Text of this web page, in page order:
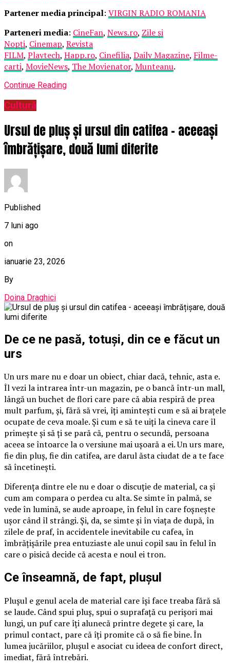
Partener media principal: VIRGIN RADIO ROMANIA
Parteneri media: CineFan, News.ro, Zile și
Nopți, Cinemap, Revista
FILM, Playtech, Happ.ro, Cinefilia, Daily Magazine, Filme-
carti, MovieNews, The Movienator, Munteanu.
Continue Reading
Cultură
Ursul de pluș și ursul din catifea – aceeași
îmbrățișare, două lumi diferite
Published
7 luni ago
on
ianuarie 23, 2026
By
Doina Draghici
De ce ne pasă, totuși, din ce e făcut un
urs
Un urs mare nu e doar un obiect, chiar dacă, tehnic, asta e.
Îl vezi la intrarea într-un magazin, pe o bancă într-un mall,
lângă un buchet de flori care pare că abia respiră de prea
mult parfum, și, fără să vrei, îți amintești cum e să ai brațele
ocupate de ceva moale. Și cum e să te uiți la cineva care îl
primește și să ți se pară că, pentru o secundă, persoana
aceea se întoarce la o versiune mai ușoară a ei. Un urs mare,
fie din pluș, fie din catifea, are darul ăsta ciudat de a te face
să încetinești.
Diferența dintre ele nu e doar o discuție de material, ca și
cum am compara o perdea cu alta. Se simte în palmă, se
vede în lumină, se aude aproape, în felul în care foșnește
ușor când îl strângi. Și, da, se simte și în viața de după, în
zilele de praf, în accidentele inevitabile cu cafea, în
îmbrățișările prea entuziaste ale unui copil sau în felul în
care o pisică decide că acesta e noul ei tron.
Ce înseamnă, de fapt, plușul
Plușul e genul acela de material care își face treaba fără să
se laude. Când spui pluș, spui o suprafață cu perișori mai
lungi, un puf care îți alunecă printre degete și care, la
primul contact, pare că îți promite că o să fie bine. În
lumea jucăriilor, plușul e asociat cu ideea de confort direct,
imediat, fără întrebări.